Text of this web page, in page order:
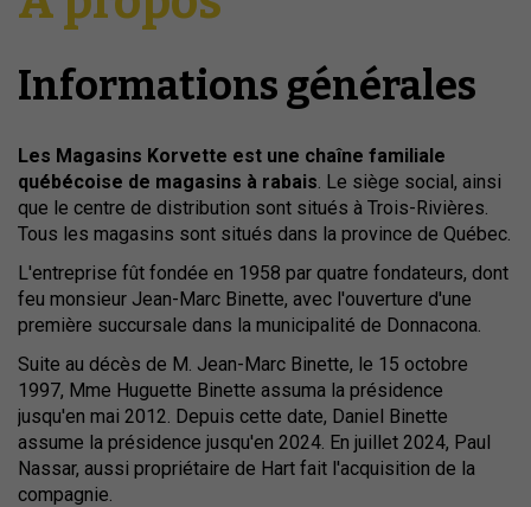
Informations générales
Les Magasins Korvette est une chaîne familiale
québécoise de magasins à rabais . Le siège social, ainsi
que le centre de distribution sont situés à Trois-Rivières.
Tous les magasins sont situés dans la province de Québec.
L'entreprise fût fondée en 1958 par quatre fondateurs, dont
feu monsieur Jean-Marc Binette, avec l'ouverture d'une
première succursale dans la municipalité de Donnacona.
Suite au décès de M. Jean-Marc Binette, le 15 octobre
1997, Mme Huguette Binette assuma la présidence
jusqu'en mai 2012. Depuis cette date, Daniel Binette
assume la présidence jusqu'en 2024. En juillet 2024, Paul
Nassar, aussi propriétaire de Hart fait l'acquisition de la
compagnie.